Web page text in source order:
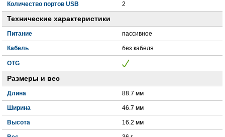
Количество портов USB 2
Технические характеристики
Питание пассивное
Кабель без кабеля
OTG
Размеры и вес
Длина 88.7 мм
Ширина 46.7 мм
Высота 16.2 мм